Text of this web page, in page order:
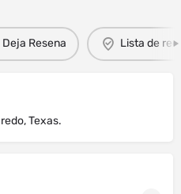
Deja Resena Lista de
Texas.